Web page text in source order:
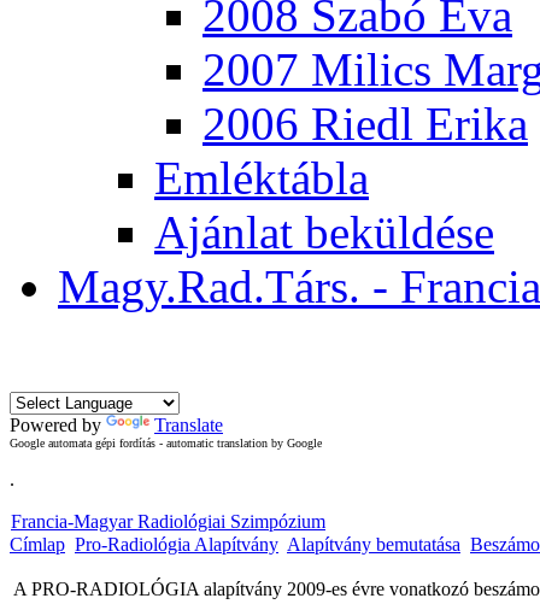
2008 Szabó Éva
2007 Milics
2006 Riedl Erika
Emléktábla
Ajánlat beküldése
Magy.Rad.Társ. -
Powered by Translate
Google automata gépi fordítás - automatic translation by Google
.
Francia-Magyar Radiológiai Szimpózium
Címlap Pro-Radiológia Alapítvány Alapítvány bemutatása
A PRO-RADIOLÓGIA alapítvány 2009-es évre vonatkozó